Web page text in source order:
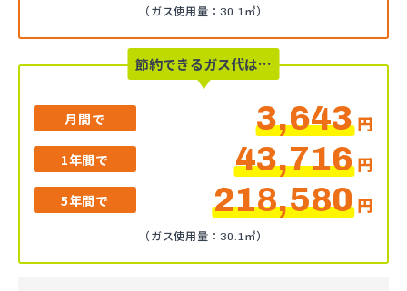
（ガス使用量：30.1㎥）
節約できるガス代は…
月間で 3,643円
1年間で 43,716円
5年間で 218,580円
（ガス使用量：30.1㎥）